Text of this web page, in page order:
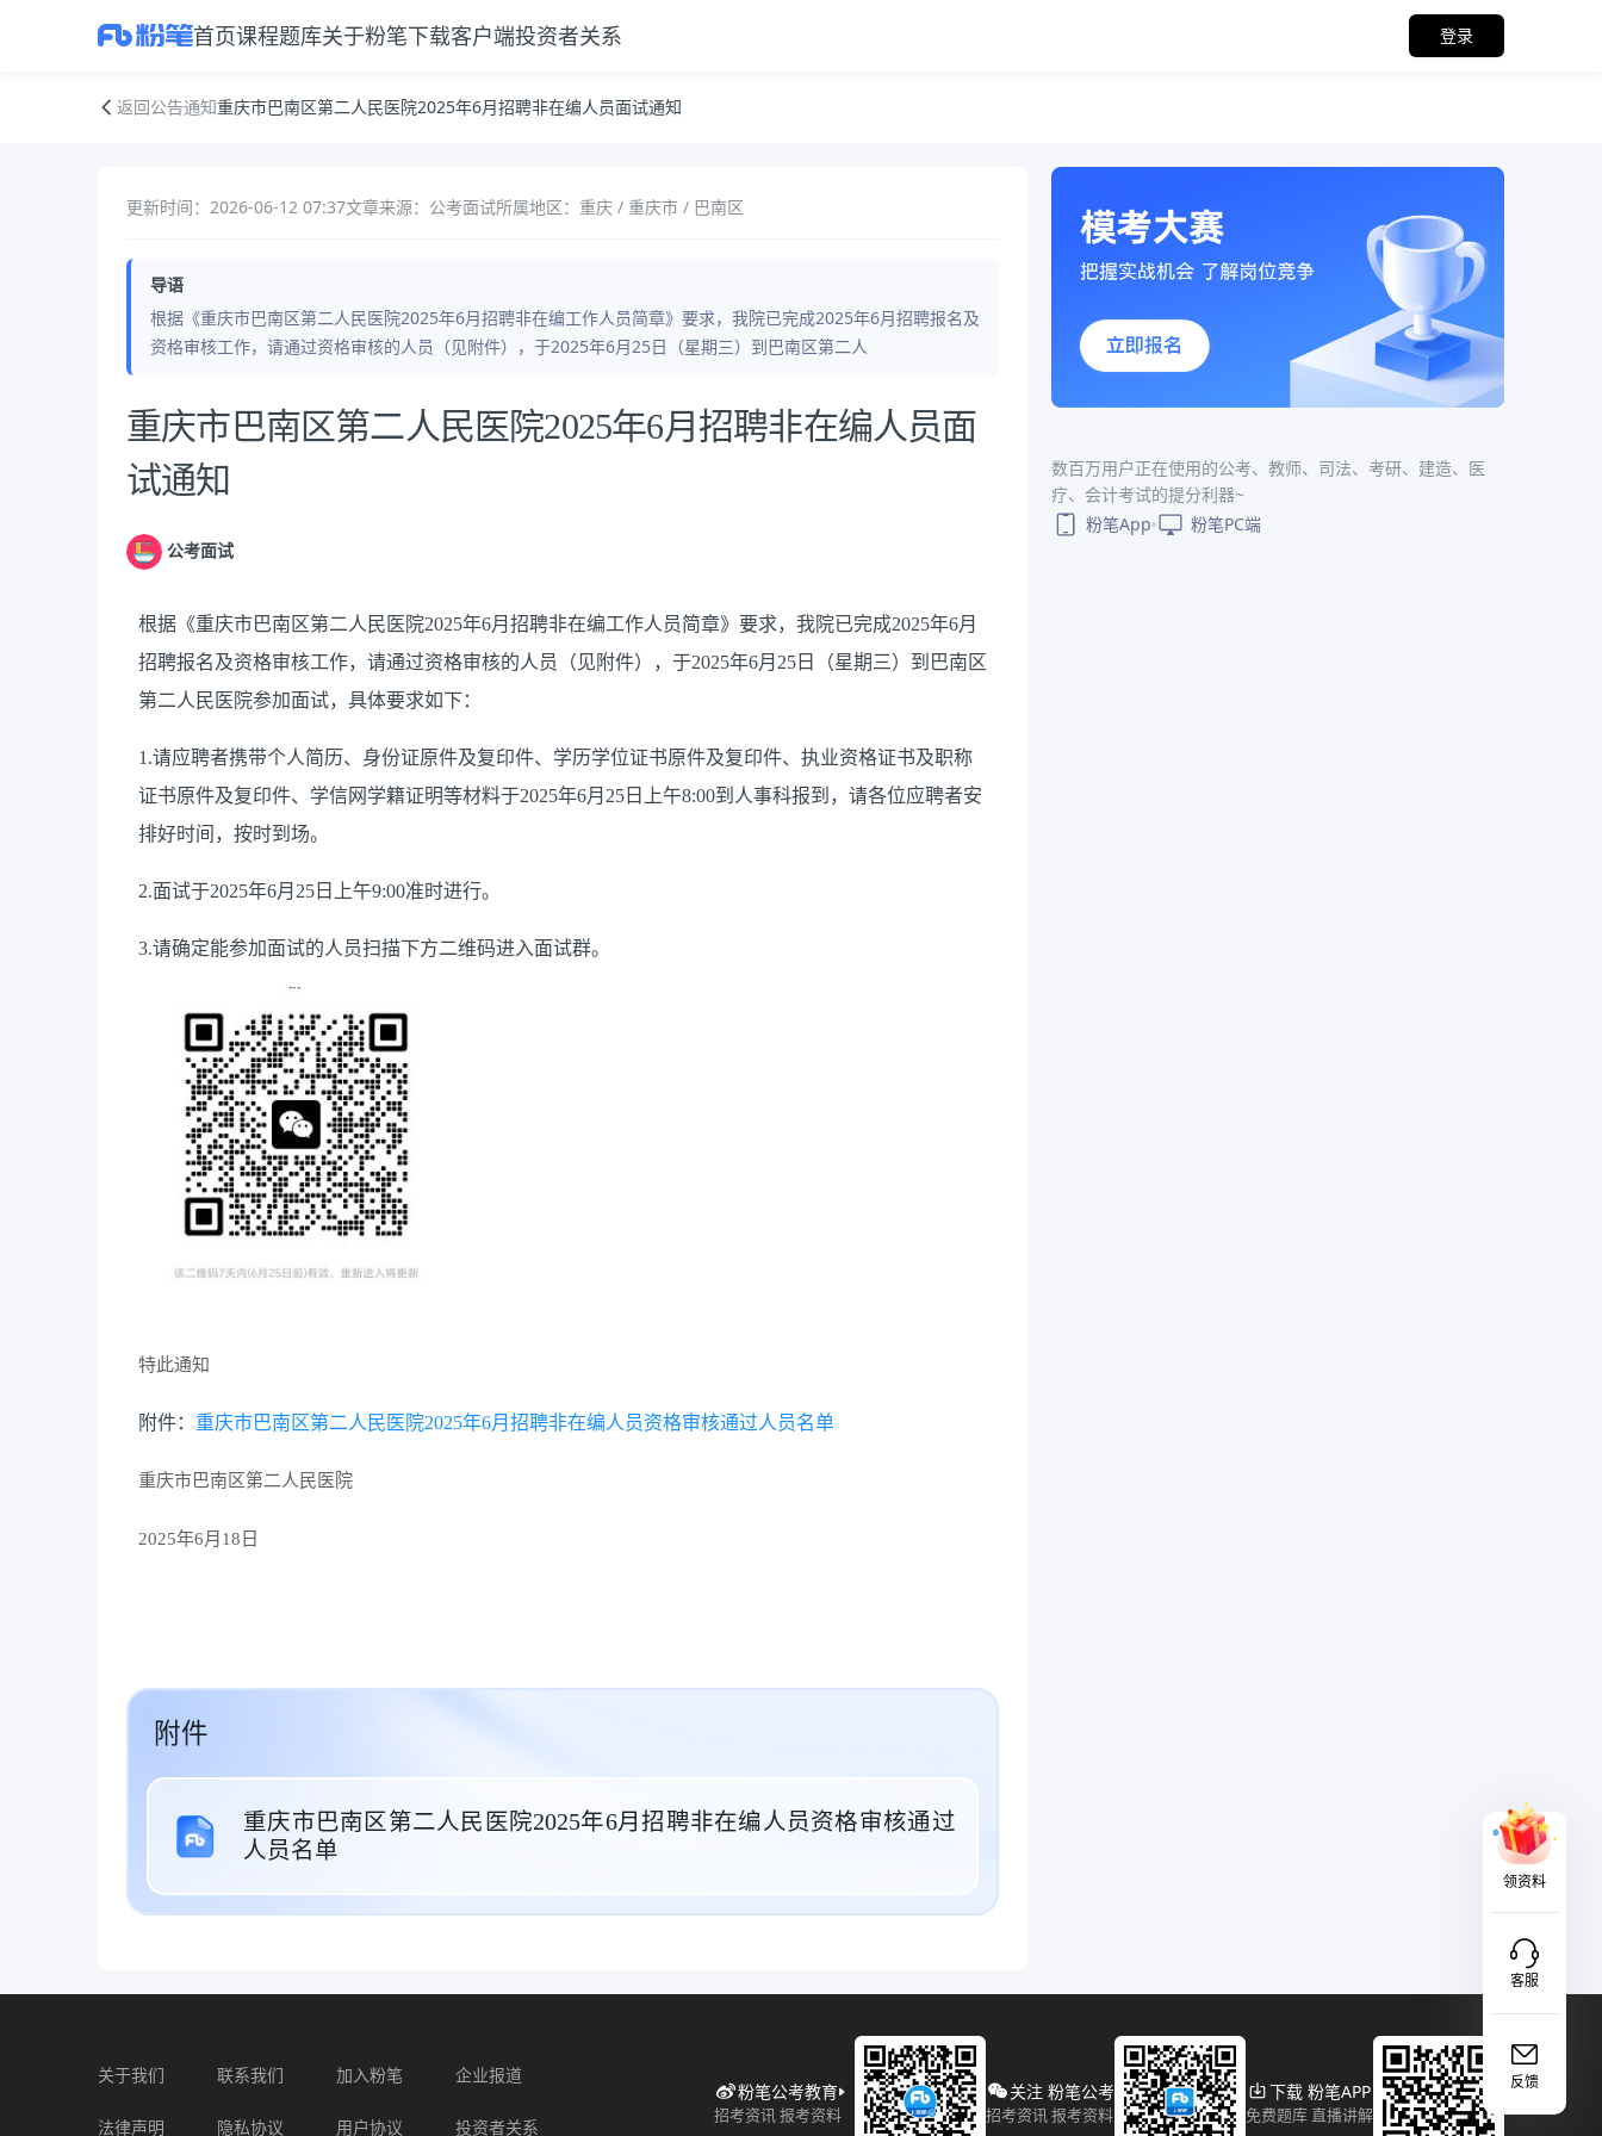
首页课程题库关于粉笔下载客户端投资者关系 登录
返回公告通知重庆市巴南区第二人民医院2025年6月招聘非在编人员面试通知
更新时间：2026-06-12 07:37文章来源：公考面试所属地区：重庆 / 重庆市 / 巴南区
导语
根据《重庆市巴南区第二人民医院2025年6月招聘非在编工作人员简章》要求，我院已完成2025年6月招聘报名及
资格审核工作，请通过资格审核的人员（见附件），于2025年6月25日（星期三）到巴南区第二人
公告正文
重庆市巴南区第二人民医院2025年6月招聘非在编人员面
试通知
公考面试
根据《重庆市巴南区第二人民医院2025年6月招聘非在编工作人员简章》要求，我院已完成2025年6月
招聘报名及资格审核工作，请通过资格审核的人员（见附件），于2025年6月25日（星期三）到巴南区
第二人民医院参加面试，具体要求如下：
1.请应聘者携带个人简历、身份证原件及复印件、学历学位证书原件及复印件、执业资格证书及职称
证书原件及复印件、学信网学籍证明等材料于2025年6月25日上午8:00到人事科报到，请各位应聘者安
排好时间，按时到场。
2.面试于2025年6月25日上午9:00准时进行。
3.请确定能参加面试的人员扫描下方二维码进入面试群。
特此通知
附件： 重庆市巴南区第二人民医院2025年6月招聘非在编人员资格审核通过人员名单
重庆市巴南区第二人民医院
2025年6月18日
附件
重庆市巴南区第二人民医院2025年6月招聘非在编人员资格审核通过
人员名单
数百万用户正在使用的公考、教师、司法、考研、建造、医
疗、会计考试的提分利器~
粉笔App
粉笔PC端
领资料
客服
反馈
关于我们 联系我们 加入粉笔 企业报道
法律声明 隐私协议 用户协议 投资者关系
粉笔公考教育
招考资讯 报考资料
关注 粉笔公考
招考资讯 报考资料
下载 粉笔APP
免费题库 直播讲解